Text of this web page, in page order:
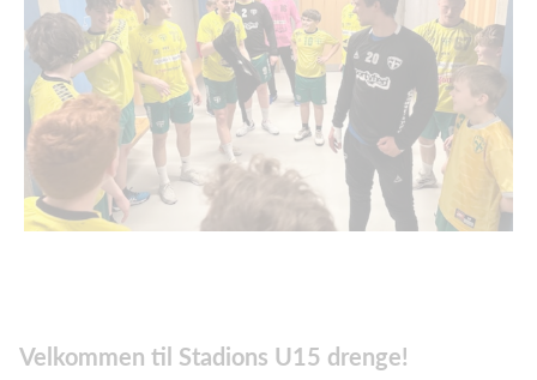
Velkommen til Stadions U15 drenge!